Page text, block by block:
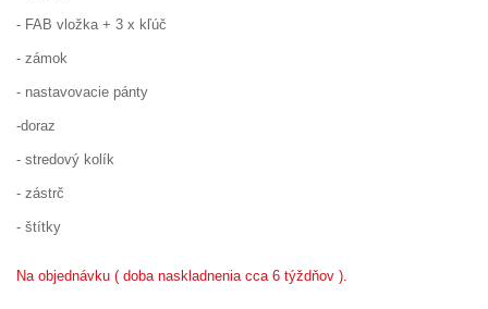
- FAB vložka + 3 x kľúč
- zámok
- nastavovacie pánty
-doraz
- stredový kolík
- zástrč
- štítky
Na objednávku ( doba naskladnenia cca 6 týždňov ).